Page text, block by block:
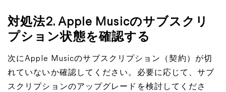
対処法2. Apple Musicのサブスクリ
プション状態を確認する
次にApple Musicのサブスクリプション（契約）が切
れていないか確認してください。必要に応じて、サブ
スクリプションのアップグレードを検討してくださ